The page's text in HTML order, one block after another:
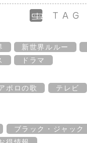
新世界ルルー
ドラマ
ポロの歌 テレビ
ブラック・ジャック